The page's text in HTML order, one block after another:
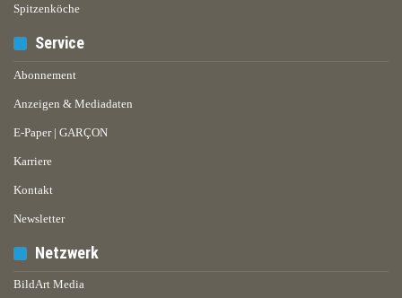
Spitzenköche
Service
Abonnement
Anzeigen & Mediadaten
E-Paper | GARÇON
Karriere
Kontakt
Newsletter
Netzwerk
BildArt Media